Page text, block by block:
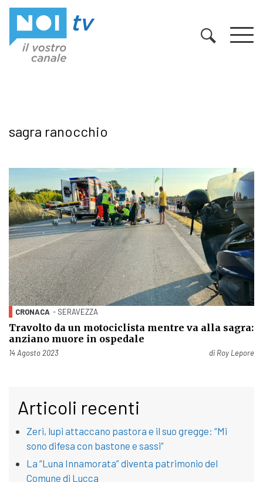
sagra ranocchio
CRONACA - SERAVEZZA
Travolto da un motociclista mentre va alla sagra:
anziano muore in ospedale
Pubblicato il
14 Agosto 2023 di Roy Lepore
Articoli recenti
Zeri, lupi attaccano pastora e il suo gregge: “Mi
sono difesa con bastone e sassi”
La “Luna Innamorata” diventa patrimonio del
Comune di Lucca